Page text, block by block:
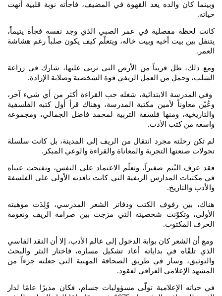
وبينما كان والده يعد القهوة في المضيف، فاجأته نوبة قلبية أنهت
حياته.
كانت لحظة مفصلية في عمر الصبي الذي وجد نفسه فجأة يتيماً،
يتنقل بين بيت أخيه وبيت خاله، ويتعلّم كيف يكون صلباً رغم هشاشة
العمر .
ومع ذلك، ظل قريباً من الأرض التي تربى عليها، شارك في زراعة
الشلب، وحمل من العمل الريفي قوة الشخصية وصلابة الإرادة.
وفي المدرسة الابتدائية، شغله حب القراءة أكثر من أي شيء آخر،
وعُيّن معاوناً لأمين مكتبة المدرسة، وهناك قرأ أول كتبه الفلسفية
والتاريخية، ومنها فلسفة التربية لمحمد فاضل الجمالي، ومجموعة
واسعة من كتب الأدب.
لم تكن رحلته مجرد انتقال من الريف إلى المدينة، بل كانت سلسلة
تحولات صنعتها التجربة والمعاناة والقراءة والوعي المبكر .
فقد عرف اليُتم صغيراً، وتعلّم الاعتماد على النفس، وتفتحت عيناه
في مكتبات المدارس الريفية التي كانت نافذته الأولى على الفلسفة
والأدب والتاريخ.
هناك، بين رفوف الكتب ودفاتر الشعر المدرسي، وُلِدَت موهبته
الأولى، وتكوّنت شخصيته التي مزجت بين صرامة الريف ونعومة
الحرف المكتوب.
ومع أن الشعر كان بوابة الدخول إلى عالم الأدب، إلا أن النقد القاسي
الذي تلقّاه في بداياته أعاد تشكيل مساره، فاختار النثر والبحث
والتوثيق، وسار في طريق الصحافة المهنية التي جعلته جزءاً من
المشهد الإعلامي العراقي لعقود.
في حياته الإعلامية تولّى مسؤوليات جسام، فكان مديرًا عامًا لدار